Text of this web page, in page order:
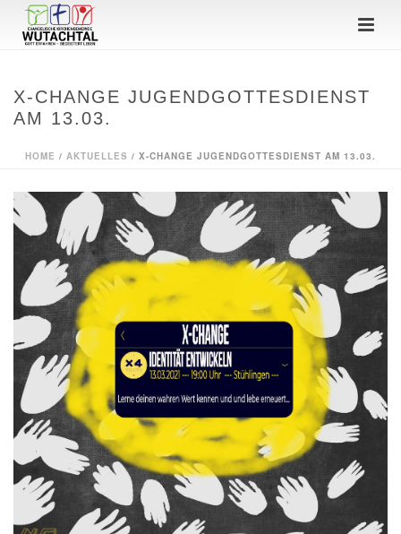
X-CHANGE JUGENDGOTTESDIENST
AM 13.03.
HOME / AKTUELLES / X-CHANGE JUGENDGOTTESDIENST AM 13.03.